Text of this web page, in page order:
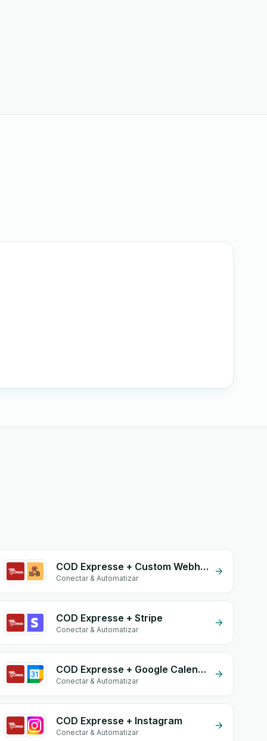
COD Expresse + Custom Webhook
Conectar & Automatizar
COD Expresse + Stripe
Conectar & Automatizar
COD Expresse + Google Calendar
Conectar & Automatizar
COD Expresse + Instagram
Conectar & Automatizar